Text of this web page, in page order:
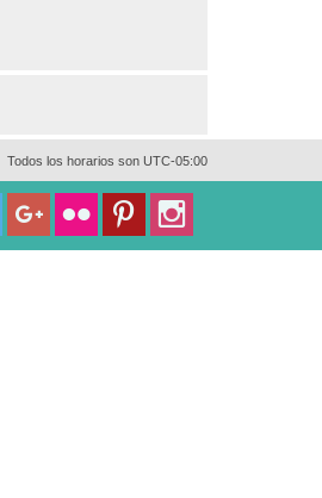
Todos los horarios son UTC-05:00